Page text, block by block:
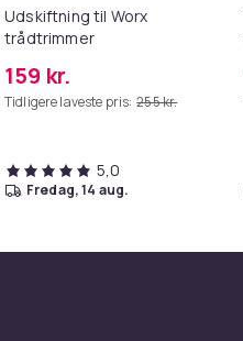
Udskiftning til Worx
trådtrimmer
159 kr.
Tidligere laveste pris: 255 kr.
5,0
fredag, 14 aug.